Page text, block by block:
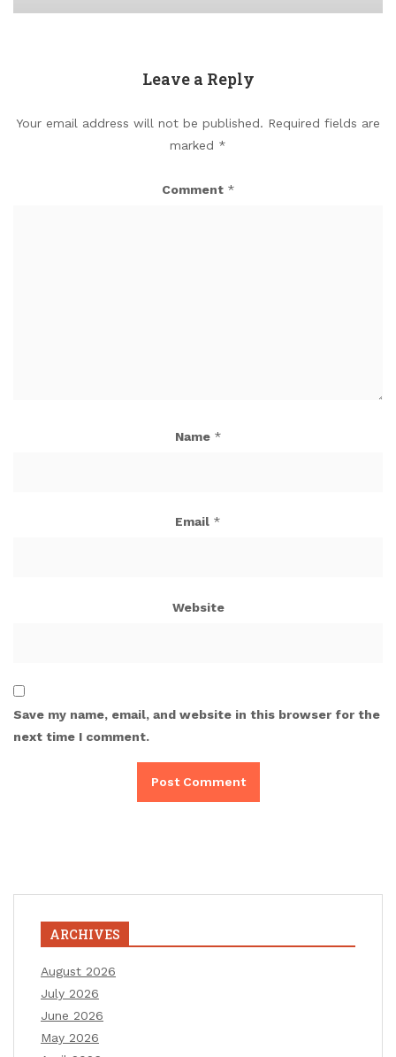
Leave a Reply
Your email address will not be published. Required fields are
marked *
Comment *
Name *
Email *
Website
Save my name, email, and website in this browser for the
next time I comment.
ARCHIVES
August 2026
July 2026
June 2026
May 2026